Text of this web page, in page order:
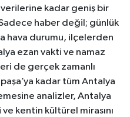
kadar geniş bir
haber değil; günlük
hava durumu, ilçelerden
ezan vakti ve namaz
de gerçek zamanlı
kadar tüm Antalya
analizler, Antalya
kentin kültürel mirasını